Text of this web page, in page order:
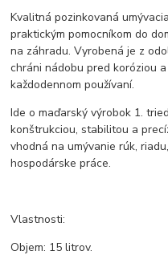
Kvalitná pozinkovaná
praktickým pomocníkom do
na záhradu. Vyrobená je z
chráni nádobu pred koróziou
každodennom používaní.
Ide o maďarský výrobok 1.
konštrukciou, stabilitou a
vhodná na umývanie rúk,
hospodárske práce.
Vlastnosti:
Objem: 15 litrov.